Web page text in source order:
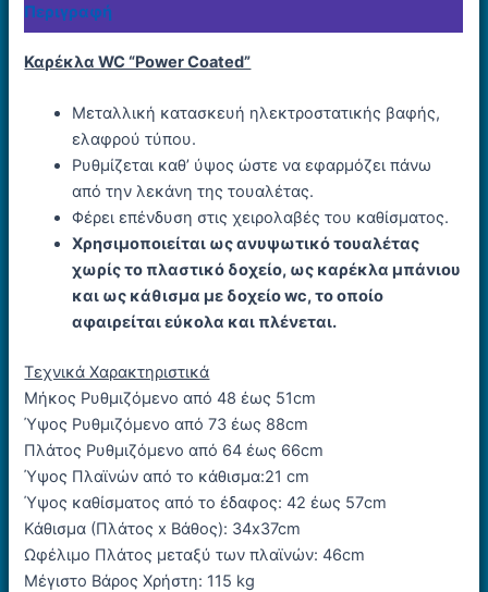
Περιγραφή
Καρέκλα WC “Power Coated”
Mεταλλική κατασκευή ηλεκτροστατικής βαφής,
ελαφρού τύπου.
Ρυθµίζεται καθ’ ύψος ώστε να εφαρµόζει πάνω
από την λεκάνη της τουαλέτας.
Φέρει επένδυση στις χειρολαβές του καθίσµατος.
Χρησιµοποιείται ως ανυψωτικό τουαλέτας
χωρίς το πλαστικό δοχείο, ως καρέκλα µπάνιου
και ως κάθισµα µε δοχείο wc, το οποίο
αφαιρείται εύκολα και πλένεται.
Τεχνικά Χαρακτηριστικά
Μήκος Ρυθμιζόμενο από 48 έως 51cm
Ύψος Ρυθμιζόμενο από 73 έως 88cm
Πλάτος Ρυθμιζόμενο από 64 έως 66cm
Ύψος Πλαϊνών από το κάθισμα:21 cm
Ύψος καθίσματος από το έδαφος: 42 έως 57cm
Κάθισμα (Πλάτος x Βάθος): 34x37cm
Ωφέλιμο Πλάτος μεταξύ των πλαϊνών: 46cm
Μέγιστο Βάρος Χρήστη: 115 kg